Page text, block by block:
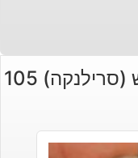
אבן חן: מונסטון גלם לליטוש (סרילנקה) 105